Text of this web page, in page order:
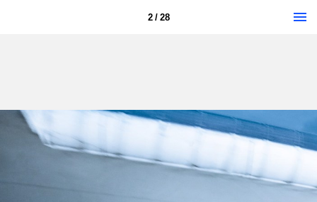
2 / 28